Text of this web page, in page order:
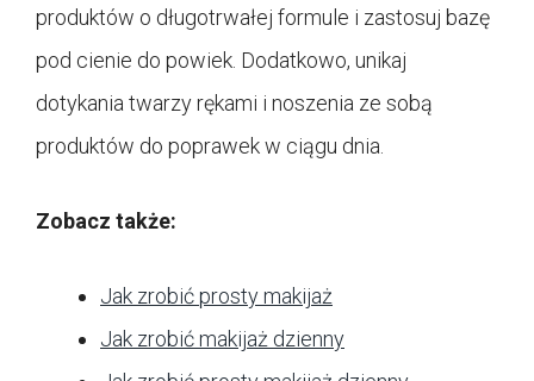
produktów o długotrwałej formule i zastosuj bazę
pod cienie do powiek. Dodatkowo, unikaj
dotykania twarzy rękami i noszenia ze sobą
produktów do poprawek w ciągu dnia.
Zobacz także:
Jak zrobić prosty makijaż
Jak zrobić makijaż dzienny